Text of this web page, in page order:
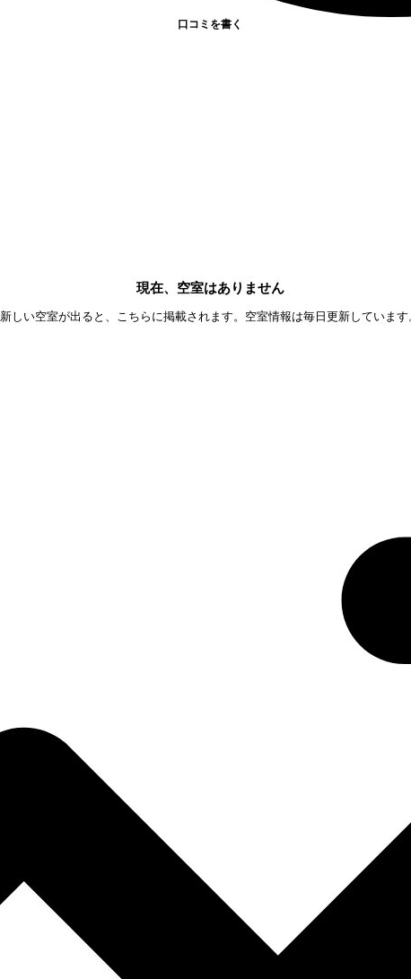
口コミを書く
現在、空室はありません
新しい空室が出ると、こちらに掲載されます。空室情報は毎日更新しています